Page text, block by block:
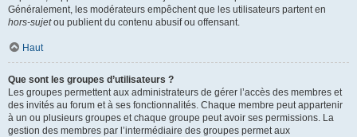
Généralement, les modérateurs empêchent que les utilisateurs partent en
hors-sujetou publient du contenu abusif ou offensant.
Haut
Que sont les groupes d’utilisateurs ?
Les groupes permettent aux administrateurs de gérer l’accès des membres et
des invités au forum et à ses fonctionnalités. Chaque membre peut appartenir
à un ou plusieurs groupes et chaque groupe peut avoir ses permissions. La
gestion des membres par l’intermédiaire des groupes permet aux